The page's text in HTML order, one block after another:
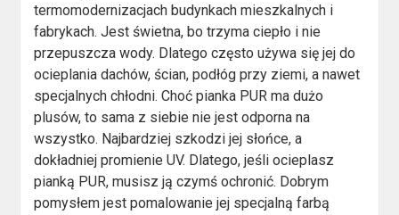
termomodernizacjach budynkach mieszkalnych i
fabrykach. Jest świetna, bo trzyma ciepło i nie
przepuszcza wody. Dlatego często używa się jej do
ocieplania dachów, ścian, podłóg przy ziemi, a nawet
specjalnych chłodni. Choć pianka PUR ma dużo
plusów, to sama z siebie nie jest odporna na
wszystko. Najbardziej szkodzi jej słońce, a
dokładniej promienie UV. Dlatego, jeśli ocieplasz
pianką PUR, musisz ją czymś ochronić. Dobrym
pomysłem jest pomalowanie jej specjalną farbą